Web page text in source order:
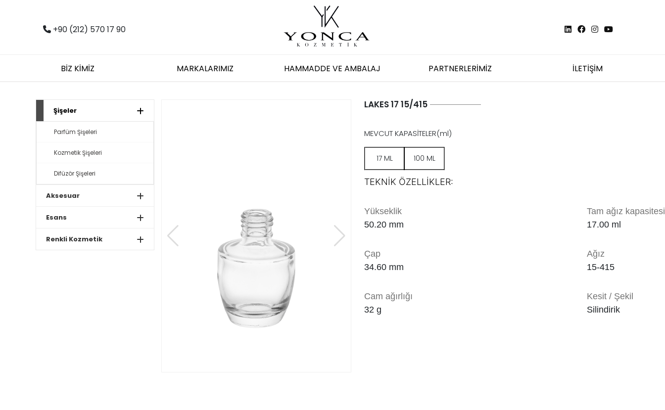
+90 (212) 570 17 90
BİZ KİMİZ MARKALARIMIZ HAMMADDE VE AMBALAJ PARTNERLERİMİZ İLETİŞİM
Şişeler
Parfüm Şişeleri
Kozmetik Şişeleri
Difüzör Şişeleri
Aksesuar
Esans
Renkli Kozmetik
LAKES 17 15/415
MEVCUT KAPASİTELER(ml)
17 ML 100 ML
TEKNİK ÖZELLİKLER:
Yükseklik
50.20 mm
Tam ağız kapasitesi
17.00 ml
Çap
34.60 mm
Ağız
15-415
Cam ağırlığı
32 g
Kesit / Şekil
Silindirik